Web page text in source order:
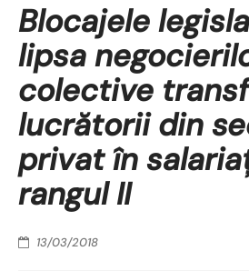
CAMPANII
PROIECTE
NOUTĂȚI
RESURSE
Blocajele
lipsa
colective
lucrătorii din
privat în
rangul II
13/03/2018